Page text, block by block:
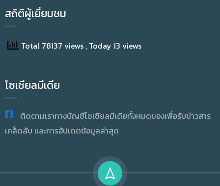
สถิติผู้เยี่ยมชม
Total 78137 views , Today 13 views
โซเชียลมีเดีย
ติดตามเราทางบัญชีโซเชียลมีเดียทั้งหมดของเพื่อรับข่าวสาร
เคล็ดลับ และการอัปเดตข้อมูลล่าสุด